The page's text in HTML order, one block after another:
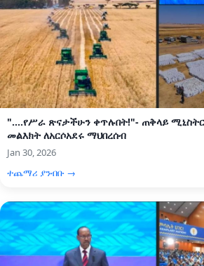
"....የሥራ ጽናታችሁን ቀጥሉበት!"- ጠቅላይ
መልእክት ለአርሶአደሩ ማህበረሰብ
Jan 30, 2026
ተጨማሪ ያንብቡ →